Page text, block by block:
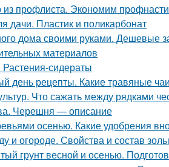
профлиста. Экономим
дачи. Пластик и поликарбонат
дома своими руками. Дешевые
материалов
Растения-сидераты
день рецепты. Какие травяные
Что сажать между рядками
Черешня — описание
осенью. Какие удобрения
и огороде. Свойства и состав золы
грунт весной и осенью.